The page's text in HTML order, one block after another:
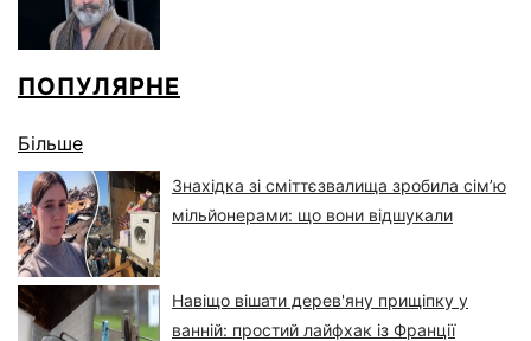
ПОПУЛЯРНЕ
Більше
Знахідка зі сміттєзвалища зробила сім’ю
мільйонерами: що вони відшукали
Навіщо вішати дерев'яну прищіпку у
ванній: простий лайфхак із Франції